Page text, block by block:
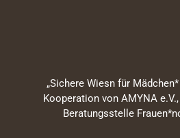
„Sichere Wiesn für
Kooperation von AMYNA
Beratungsstelle